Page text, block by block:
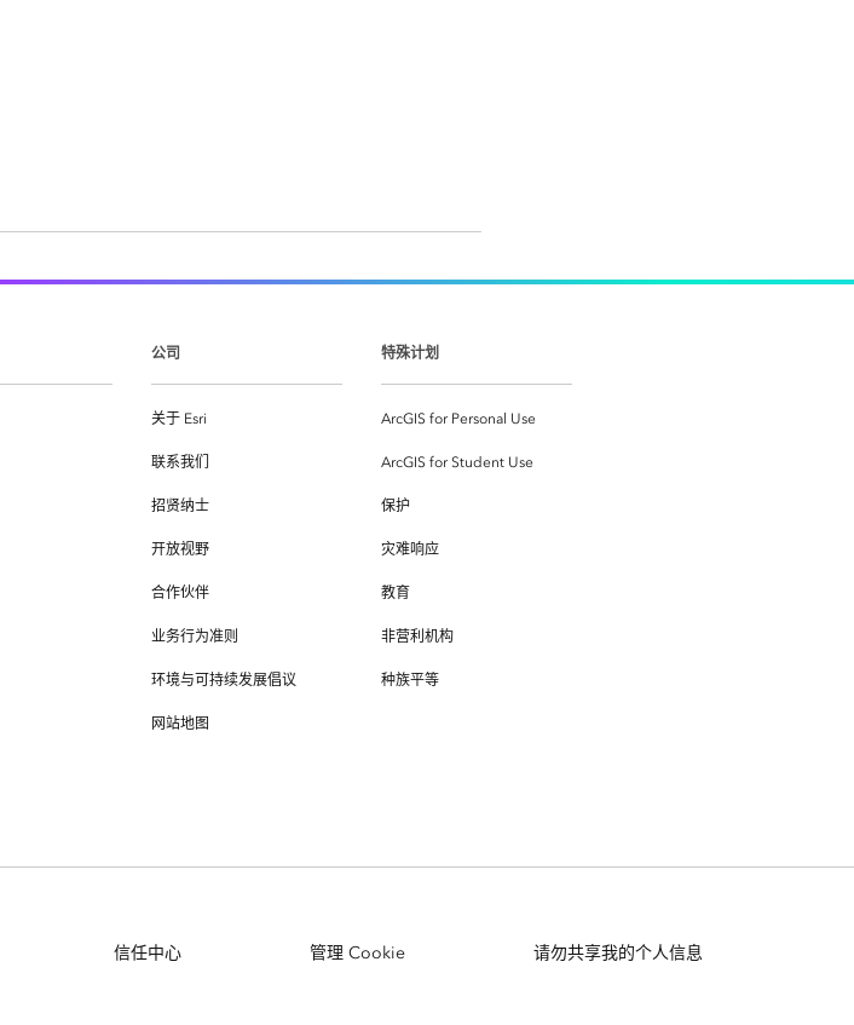
公司
关于 Esri
联系我们
招贤纳士
开放视野
合作伙伴
业务行为准则
环境与可持续发展倡议
网站地图
特殊计划
ArcGIS for Personal Use
ArcGIS for Student Use
保护
灾难响应
教育
非营利机构
种族平等
信任中心 管理 Cookie 请勿共享我的个人信息